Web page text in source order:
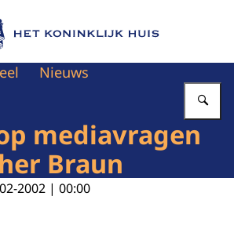
homepage van Het Koninklijk Huis
Nieuws
mediavragen
Braun
2002 | 00:00